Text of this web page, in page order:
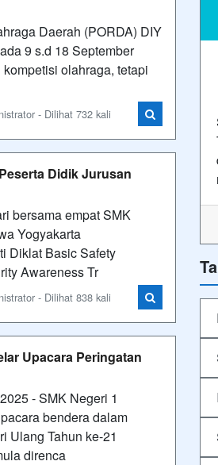
Daerah (PORDA) DIY
9 s.d 18 September
olahraga, tetapi
- Dilihat 732 kali
Didik Jurusan
bersama empat SMK
Yogyakarta
Diklat Basic Safety
Awareness Tr
- Dilihat 838 kali
Upacara Peringatan
- SMK Negeri 1
bendera dalam
Ulang Tahun ke-21
direnca